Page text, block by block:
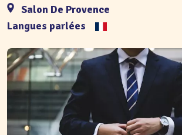
Salon De Provence
Langues parlées